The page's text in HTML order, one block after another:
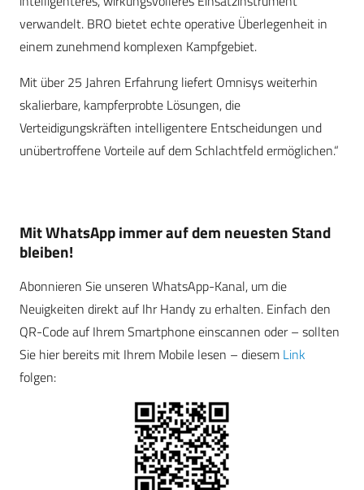
verwandelt. BRO bietet echte operative Überlegenheit in
einem zunehmend komplexen Kampfgebiet.
Mit über 25 Jahren Erfahrung liefert Omnisys weiterhin
skalierbare, kampferprobte Lösungen, die
Verteidigungskräften intelligentere Entscheidungen und
unübertroffene Vorteile auf dem Schlachtfeld ermöglichen.“
Mit WhatsApp immer auf dem neuesten Stand
bleiben!
Abonnieren Sie unseren WhatsApp-Kanal, um die
Neuigkeiten direkt auf Ihr Handy zu erhalten. Einfach den
QR-Code auf Ihrem Smartphone einscannen oder – sollten
Sie hier bereits mit Ihrem Mobile lesen – diesem Link
folgen: